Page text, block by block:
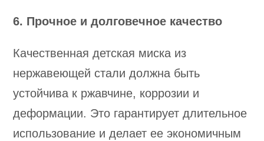
6. Прочное и долговечное качество
Качественная детская миска из
нержавеющей стали должна быть
устойчива к ржавчине, коррозии и
деформации. Это гарантирует длительное
использование и делает ее экономичным